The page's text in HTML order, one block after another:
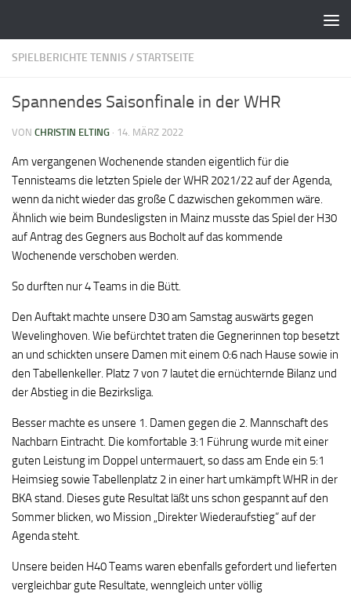
SPIELBERICHTE TENNIS /STARTSEITE
Spannendes Saisonfinale in der WHR
VON CHRISTIN ELTING · 14. MÄRZ 2022
Am vergangenen Wochenende standen eigentlich für die
Tennisteams die letzten Spiele der WHR 2021/22 auf der Agenda,
wenn da nicht wieder das große C dazwischen gekommen wäre.
Ähnlich wie beim Bundesligsten in Mainz musste das Spiel der H30
auf Antrag des Gegners aus Bocholt auf das kommende
Wochenende verschoben werden.
So durften nur 4 Teams in die Bütt.
Den Auftakt machte unsere D30 am Samstag auswärts gegen
Wevelinghoven. Wie befürchtet traten die Gegnerinnen top besetzt
an und schickten unsere Damen mit einem 0:6 nach Hause sowie in
den Tabellenkeller. Platz 7 von 7 lautet die ernüchternde Bilanz und
der Abstieg in die Bezirksliga.
Besser machte es unsere 1. Damen gegen die 2. Mannschaft des
Nachbarn Eintracht. Die komfortable 3:1 Führung wurde mit einer
guten Leistung im Doppel untermauert, so dass am Ende ein 5:1
Heimsieg sowie Tabellenplatz 2 in einer hart umkämpft WHR in der
BKA stand. Dieses gute Resultat läßt uns schon gespannt auf den
Sommer blicken, wo Mission „Direkter Wiederaufstieg“ auf der
Agenda steht.
Unsere beiden H40 Teams waren ebenfalls gefordert und lieferten
vergleichbar gute Resultate, wenngleich unter völlig